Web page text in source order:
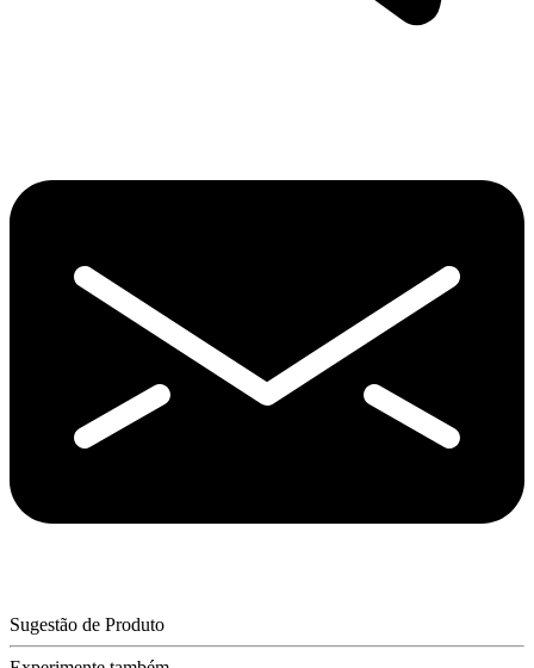
Sugestão de Produto